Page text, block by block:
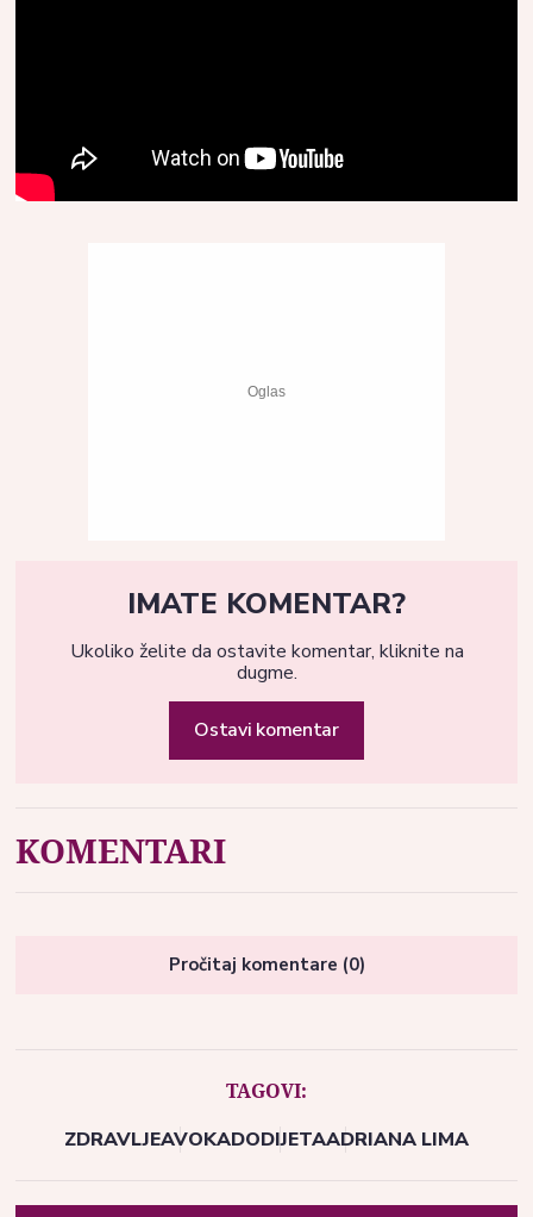
IMATE KOMENTAR?
Ukoliko želite da ostavite komentar, kliknite na
dugme.
Ostavi komentar
KOMENTARI
Pročitaj komentare (0)
TAGOVI:
ZDRAVLJEAVOKADODIJETAADRIANA LIMA